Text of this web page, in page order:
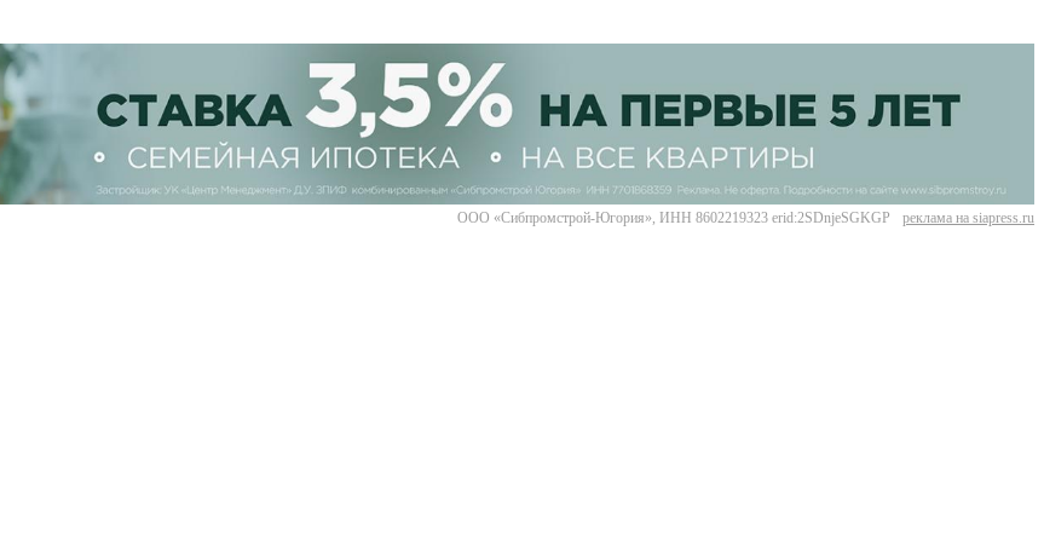
ООО «Сибпромстрой-Югория», ИНН 8602219323 erid:2SDnjeSGKGP реклама на siapress.ru